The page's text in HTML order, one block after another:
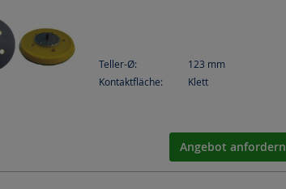
Teller-Ø: 123 mm
Kontaktfläche:
Klett
Angebot anfordern